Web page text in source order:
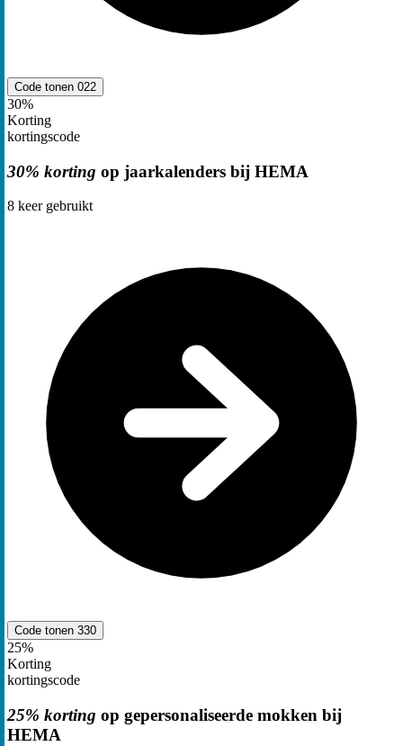
Code tonen 022
30%
Korting
kortingscode
30% korting op jaarkalenders bij HEMA
8 keer gebruikt
Code tonen 330
25%
Korting
kortingscode
25% korting op gepersonaliseerde mokken bij
HEMA